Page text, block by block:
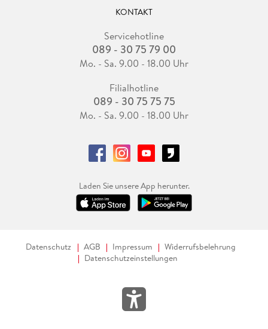
KONTAKT
Servicehotline
089 - 30 75 79 00
Mo. - Sa. 9.00 - 18.00 Uhr
Filialhotline
089 - 30 75 75 75
Mo. - Sa. 9.00 - 18.00 Uhr
Laden Sie unsere App herunter.
Datenschutz AGB Impressum
Widerrufsbelehrung
Datenschutzeinstellungen